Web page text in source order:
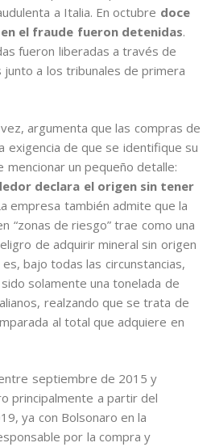
a Italia. En octubre doce
el fraude fueron detenidas.
fueron liberadas a través de
a los tribunales de primera
argumenta que las compras de
exigencia de que se identifique su
mencionar un pequeño detalle:
declara el origen sin tener
empresa también admite que la
“zonas de riesgo” trae como una
de adquirir mineral sin origen
bajo todas las circunstancias,
solamente una tonelada de
realzando que se trata de
al total que adquiere en
septiembre de 2015 y
principalmente a partir del
ya con Bolsonaro en la
por la compra y